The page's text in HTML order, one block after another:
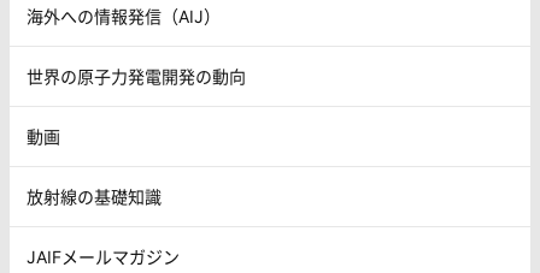
海外への情報発信（AIJ）
世界の原子力発電開発の動向
動画
放射線の基礎知識
JAIFメールマガジン